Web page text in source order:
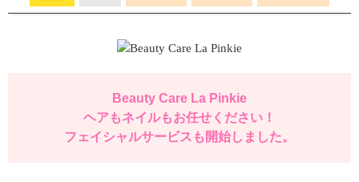
Beauty Care La Pinkie
ヘアもネイルもお任せください！
フェイシャルサービスも開始しました。